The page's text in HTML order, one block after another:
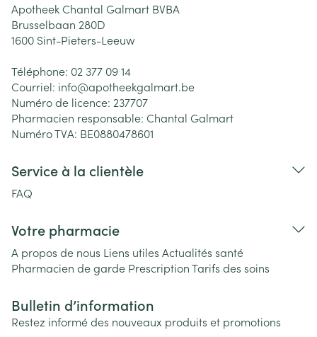
Apotheek Chantal Galmart BVBA
Brusselbaan 280D
1600 Sint-Pieters-Leeuw
Téléphone: 02 377 09 14
Courriel: info@apotheekgalmart.be
Numéro de licence: 237707
Pharmacien responsable: Chantal Galmart
Numéro TVA: BE0880478601
Service à la clientèle
FAQ
Votre pharmacie
A propos de nous Liens utiles Actualités santé
Pharmacien de garde PrescriptionTarifs des soins
Bulletin d’information
Restez informé des nouveaux produits et promotions